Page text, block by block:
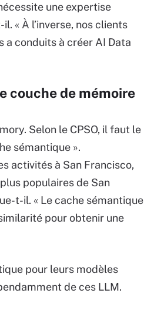
une expertise
« À l’inverse, nos clients
conduits à créer AI Data
couche de mémoire
Selon le CPSO, il faut le
sémantique ».
activités à San Francisco,
populaires de San
t-il. « Le cache sémantique
pour obtenir une
pour leurs modèles
de ces LLM.